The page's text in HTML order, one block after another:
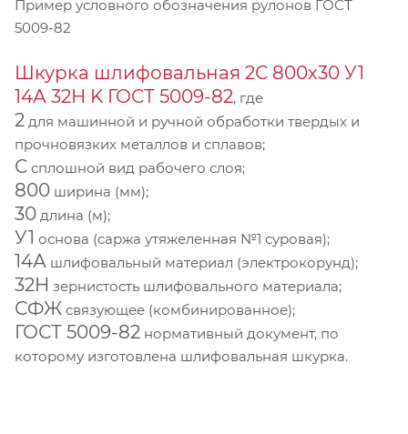
Пример условного обозначения рулонов ГОСТ
5009-82
Шкурка шлифовальная 2С 800х30 У1
14А 32Н K ГОСТ 5009-82, где
2 для машинной и ручной обработки твердых и
прочновязких металлов и сплавов;
С сплошной вид рабочего слоя;
800 ширина (мм);
30 длина (м);
У1 основа (саржа утяжеленная №1 суровая);
14А шлифовальный материал (электрокорунд);
32Н зернистость шлифовального материала;
СФЖ связующее (комбинированное);
ГОСТ 5009-82 нормативный документ, по
которому изготовлена шлифовальная шкурка.